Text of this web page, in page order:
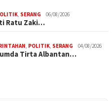
SERANG 06/08/2026
Ratu Zaki…
POLITIK SERANG 04/08/2026
Tirta Albantan…